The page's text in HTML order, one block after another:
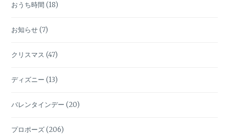
おうち時間 (18)
お知らせ(7)
クリスマス (47)
ディズニー (13)
バレンタインデー (20)
プロポーズ(206)